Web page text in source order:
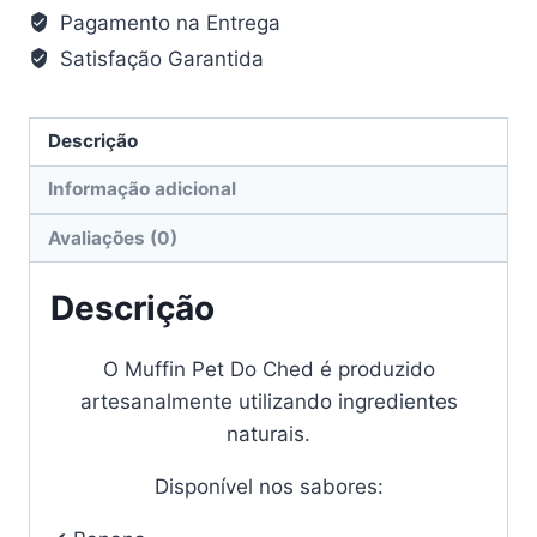
Pagamento na Entrega
Satisfação Garantida
Descrição
Informação adicional
Avaliações (0)
Descrição
O Muffin Pet Do Ched é produzido
artesanalmente utilizando ingredientes
naturais.
Disponível nos sabores: